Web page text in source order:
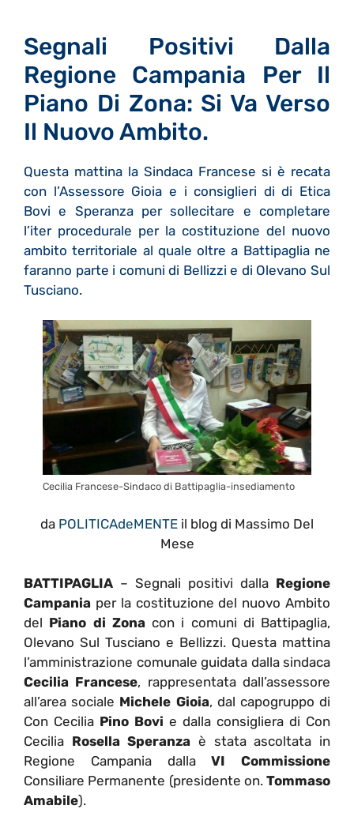
Segnali Positivi Dalla
Regione Campania Per Il
Piano Di Zona: Si Va Verso
Il Nuovo Ambito.
Questa mattina la Sindaca Francese si è recata
con l’Assessore Gioia e i consiglieri di di Etica
Bovi e Speranza per sollecitare e completare
l’iter procedurale per la costituzione del nuovo
ambito territoriale al quale oltre a Battipaglia ne
faranno parte i comuni di Bellizzi e di Olevano Sul
Tusciano.
Cecilia Francese-Sindaco di Battipaglia-insediamento
da POLITICAdeMENTE il blog di Massimo Del
Mese
BATTIPAGLIA – Segnali positivi dalla Regione
Campania per la costituzione del nuovo Ambito
del Piano di Zonacon i comuni di Battipaglia,
Olevano Sul Tusciano e Bellizzi. Questa mattina
l’amministrazione comunale guidata dalla sindaca
Cecilia Francese, rappresentata dall’assessore
all’area sociale Michele Gioia, dal capogruppo di
Con Cecilia Pino Bovi e dalla consigliera di Con
Cecilia Rosella Speranza è stata ascoltata in
Regione Campania dallaVI Commissione
Consiliare Permanente (presidente on. Tommaso
Amabile).